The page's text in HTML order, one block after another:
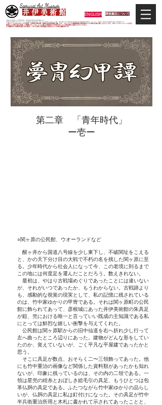
Samurai Art Museum
井 伊 美 術 館 ENGLISH 調査鑑定について
当館は日本唯一の甲冑武具・史料考証専門の美術館です。
平成29年度大河ドラマ「おんな城主 井伊直虎」の主人公直虎とされた人物、徳川四天王の筆頭井伊直政の直系後裔が運営しています。歴史と武具の本格派が集う美術館です。
＊当サイトにおけるすべての写真・文章等の著作権・版権は井伊美術館に属します。コピーなどの無断複製は著作権法上での例外を除き禁じられています。本サイトのコンテンツを代行
業者などの第三者に依頼して複製することは、たとえ個人や家庭内での利用であっても著作権法上認められていません。
※当館展示の刀剣類等は銃刀法に遵法し、​全て正真の刀剣登録証が添付されている事を確認済みです。
第二章 「青年時代」
​ー壱ー
○関ヶ原の公民館、ウオーランドなど
醒ヶ井から国道八号線を少し東下し、不破関址をこえる
と、かの天下分け目の大戦で不朽の名を残した関ヶ原に至
る。少年時代から社会人になって今、この老境に到るまで
この地には何度足を運んだことだろう。数えきれない。
最初は、やはり古戦場めぐりであったことには違いない
が、それがいつであったか、もうわからない。古戦跡より
も、感動的な視覚の現実として、私の記憶に残されている
のは、竹中家ゆかりの甲冑である。それは関ヶ原町の公民
館に飾られてあって、彦根城にあった井伊美術館の朱具足
が鎧、兜における唯一と言っていい既成の主知識である私
にとっては鮮烈な嬉しい衝撃を与えてくれた。
公民館は関ヶ原駅からの旧中仙道を右へ折れ少し行って
左へ曲ったところ辺りにあった。建物がどんな形をしてい
たのか、覚えていないが、ごく平凡な平屋建であったかと
思う。
そこに具足が数点、おそらく二〜三領飾ってあった。他
にも竹中重治の画像など関係した資料類があったかも知れ
ないが、印象に残っているのは、その内の二領である。一
領は星兜の紺糸とおぼしき総毛引の具足、もうひとつは包
革仏胴の具足である。ふたつながら竹中家ゆかりの品らし
いが、仏胴の具足に私は釘付けになった。その具足が竹中
半兵衛重治所用と木札に書かれて示されてあったことと、